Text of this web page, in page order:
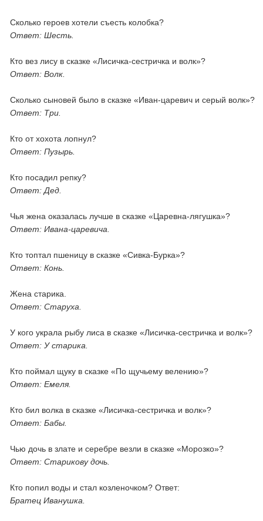
Сколько героев хотели съесть колобка?
Ответ: Шесть.
Кто вез лису в сказке «Лисичка-сестричка и волк»?
Ответ: Волк.
Сколько сыновей было в сказке «Иван-царевич и серый волк»?
Ответ: Три.
Кто от хохота лопнул?
Ответ: Пузырь.
Кто посадил репку?
Ответ: Дед.
Чья жена оказалась лучше в сказке «Царевна-лягушка»?
Ответ: Ивана-царевича.
Кто топтал пшеницу в сказке «Сивка-Бурка»?
Ответ: Конь.
Жена старика.
Ответ: Старуха.
У кого украла рыбу лиса в сказке «Лисичка-сестричка и волк»?
Ответ: У старика.
Кто поймал щуку в сказке «По щучьему велению»?
Ответ: Емеля.
Кто бил волка в сказке «Лисичка-сестричка и волк»?
Ответ: Бабы.
Чью дочь в злате и серебре везли в сказке «Морозко»?
Ответ: Старикову дочь.
Кто попил воды и стал козленочком? Ответ:
Братец Иванушка.